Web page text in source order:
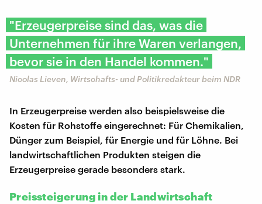
"Erzeugerpreise sind das, was die
Unternehmen für ihre Waren verlangen,
bevor sie in den Handel kommen."
Nicolas Lieven, Wirtschafts- und Politikredakteur beim NDR
In Erzeugerpreise werden also beispielsweise die
Kosten für Rohstoffe eingerechnet: Für Chemikalien,
Dünger zum Beispiel, für Energie und für Löhne. Bei
landwirtschaftlichen Produkten steigen die
Erzeugerpreise gerade besonders stark.
Preissteigerung in der Landwirtschaft